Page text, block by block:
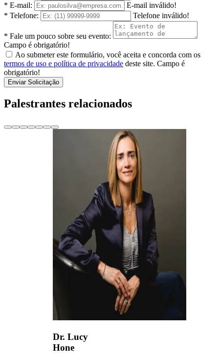
* E-mail:
E-mail inválido!
* Telefone:
Telefone inválido!
* Fale um pouco sobre seu evento:
Campo é obrigatório!
Ao submeter este formulário, você aceita e concorda com os
termos de uso e política de privacidade deste site. Campo é
obrigatório!
Enviar Solicitação
Palestrantes relacionados
Dr. Lucy
Hone